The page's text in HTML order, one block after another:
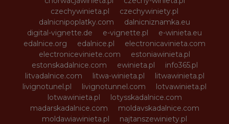
czechywinieta.pl
czechywiniety.pl
dalnicnipoplatky.com
dalnicniznamka.eu
digital-vignette.de
e-vignette.pl
e-winieta.eu
edalnice.org
edalnice.pl
electronicavinieta.com
electroniceviniete.com
estoniawinieta.pl
estonskadalnice.com
ewinieta.pl
info365.pl
litvadalnice.com
litwa-winieta.pl
litwawinieta.pl
livignotunel.pl
livignotunnel.com
lotvawinieta.pl
lotwawinieta.pl
lotysskadalnice.com
madarskadalnice.com
moldavskadalnice.com
moldawiawinieta.pl
najtanszewiniety.pl